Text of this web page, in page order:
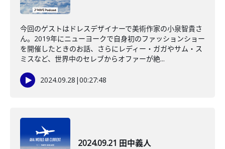
今回のゲストはドレスデザイナーで美術作家の小泉智貴さ
ん。2019年にニューヨークで自身初のファッションショー
を開催したときのお話、さらにレディー・ガガやサム・ス
ミスなど、世界中のセレブからオファーが絶...
2024.09.28 |00:27:48
2024.09.21 田中義人